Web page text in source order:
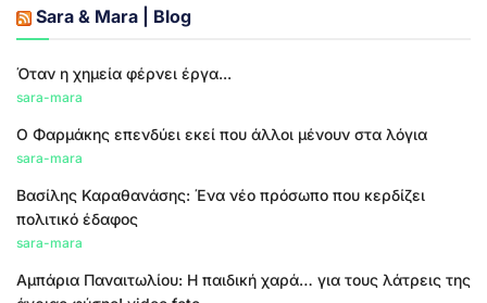
Sara & Mara | Blog
Όταν η χημεία φέρνει έργα...
sara-mara
Ο Φαρμάκης επενδύει εκεί που άλλοι μένουν στα λόγια
sara-mara
Βασίλης Καραθανάσης: Ένα νέο πρόσωπο που κερδίζει
πολιτικό έδαφος
sara-mara
Αμπάρια Παναιτωλίου: Η παιδική χαρά… για τους λάτρεις της